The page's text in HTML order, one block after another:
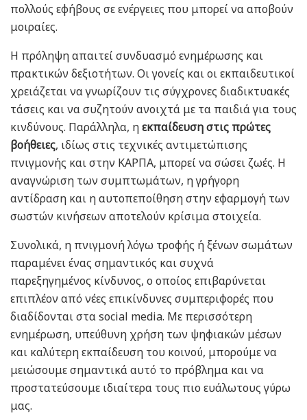
πολλούς εφήβους σε ενέργειες που μπορεί να αποβούν
μοιραίες.
Η πρόληψη απαιτεί συνδυασμό ενημέρωσης και
πρακτικών δεξιοτήτων. Οι γονείς και οι εκπαιδευτικοί
χρειάζεται να γνωρίζουν τις σύγχρονες διαδικτυακές
τάσεις και να συζητούν ανοιχτά με τα παιδιά για τους
κινδύνους. Παράλληλα, ηεκπαίδευση στις πρώτες
βοήθειες, ιδίως στις τεχνικές αντιμετώπισης
πνιγμονής και στην ΚΑΡΠΑ, μπορεί να σώσει ζωές. Η
αναγνώριση των συμπτωμάτων, η γρήγορη
αντίδραση και η αυτοπεποίθηση στην εφαρμογή των
σωστών κινήσεων αποτελούν κρίσιμα στοιχεία.
Συνολικά, η πνιγμονή λόγω τροφής ή ξένων σωμάτων
παραμένει ένας σημαντικός και συχνά
παρεξηγημένος κίνδυνος, ο οποίος επιβαρύνεται
επιπλέον από νέες επικίνδυνες συμπεριφορές που
διαδίδονται στα social media. Με περισσότερη
ενημέρωση, υπεύθυνη χρήση των ψηφιακών μέσων
και καλύτερη εκπαίδευση του κοινού, μπορούμε να
μειώσουμε σημαντικά αυτό το πρόβλημα και να
προστατεύσουμε ιδιαίτερα τους πιο ευάλωτους γύρω
μας.